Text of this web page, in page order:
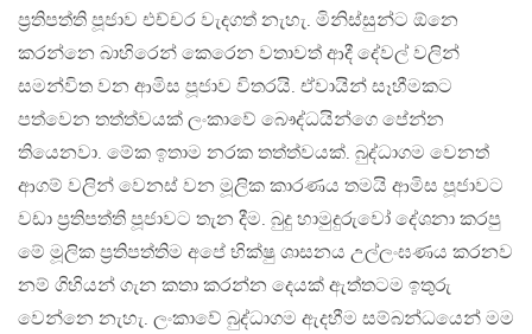
ප්‍රතිපත්ති පූජාව එච්චර වැදගත් නැහැ. මිනිස්සුන්ට ඕනෙ
කරන්නෙ බාහිරෙන් කෙරෙන වතාවත් ආදී දේවල් වලින්
සමන්විත වන ආමිස පූජාව විතරයි. ඒවායින් සෑහීමකට
පත්වෙන තත්ත්වයක් ලංකාවේ බෞද්ධයින්ගෙ පේන්න
තියෙනවා. මේක ඉතාම නරක තත්ත්වයක්. බුද්ධාගම වෙනත්
ආගම් වලින් වෙනස් වන මූලික කාරණය තමයි ආමිස පූජාවට
වඩා ප්‍රතිපත්ති පූජාවට තැන දීම. බුදු හාමුදුරුවෝ දේශනා කරපු
මේ මූලික ප්‍රතිපත්තිම අපේ භික්ෂු ශාසනය උල්ලංඝණය කරනව
නම් ගිහියන් ගැන කතා කරන්න දෙයක් ඇත්තටම ඉතුරු
වෙන්නෙ නැහැ. ලංකාවේ බුද්ධාගම ඇදහීම සම්බන්ධයෙන් මම